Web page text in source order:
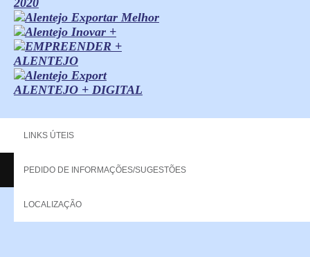
ALENTEJO + DIGITAL
LINKS ÚTEIS
PEDIDO DE INFORMAÇÕES/SUGESTÕES
LOCALIZAÇÃO
Copyright - 2013 NERPOR. All rights reserved.